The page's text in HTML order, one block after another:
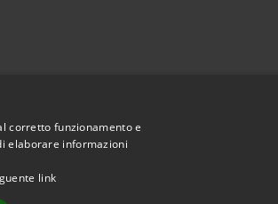
corretto funzionamento e
elaborare informazioni
link